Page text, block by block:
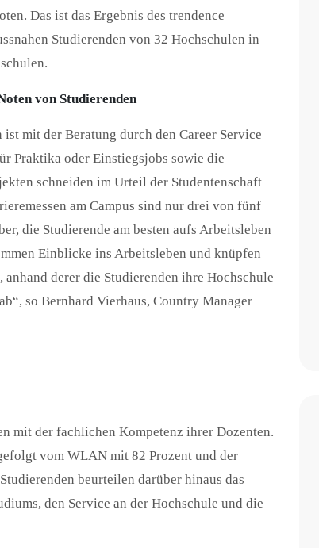
Das ist das Ergebnis des trendence
Studierenden von 32 Hochschulen in
von Studierenden
mit der Beratung durch den Career Service
Praktika oder Einstiegsjobs sowie die
schneiden im Urteil der Studentenschaft
am Campus sind nur drei von fünf
die Studierende am besten aufs Arbeitsleben
Einblicke ins Arbeitsleben und knüpfen
derer die Studierenden ihre Hochschule
so Bernhard Vierhaus, Country Manager
mit der fachlichen Kompetenz ihrer Dozenten.
vom WLAN mit 82 Prozent und der
beurteilen darüber hinaus das
den Service an der Hochschule und die